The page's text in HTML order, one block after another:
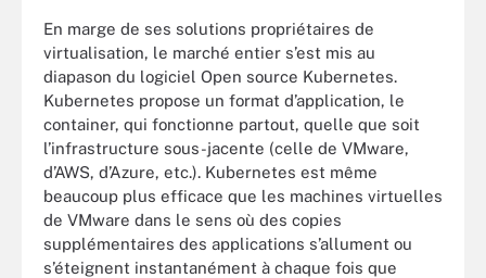
En marge de ses solutions propriétaires de
virtualisation, le marché entier s’est mis au
diapason du logiciel Open source Kubernetes.
Kubernetes propose un format d’application, le
container, qui fonctionne partout, quelle que soit
l’infrastructure sous-jacente (celle de VMware,
d’AWS, d’Azure, etc.). Kubernetes est même
beaucoup plus efficace que les machines virtuelles
de VMware dans le sens où des copies
supplémentaires des applications s’allument ou
s’éteignent instantanément à chaque fois que